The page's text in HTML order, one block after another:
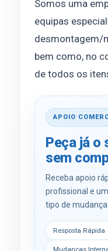
Somos uma
equipas
desmontagem/
bem como, no
de todos os
APOIO
Peça já o
sem
Receba apoio
profissional e
tipo de mudança.
Resposta Rápida
Mudanças